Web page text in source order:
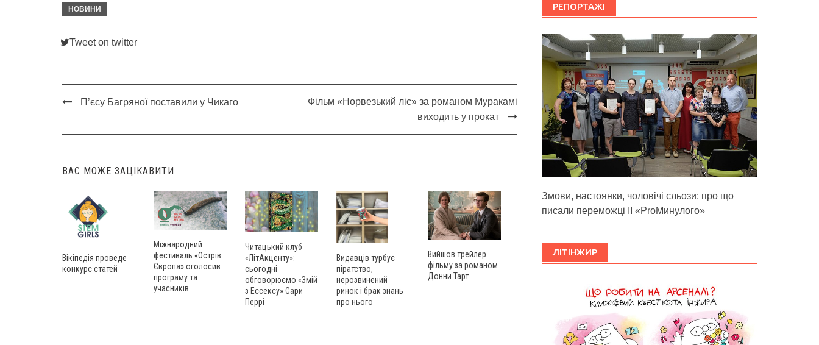
НОВИНИ
Tweet on twitter
navigation
П’єсу Багряної поставили у Чикаго
Фільм «Норвезький ліс» за романом Муракамі
виходить у прокат
ВАС МОЖЕ ЗАЦІКАВИТИ
Вікіпедія проведе
конкурс статей
Міжнародний
фестиваль «Острів
Європа» оголосив
програму та
учасників
Читацький клуб
«ЛітАкценту»:
сьогодні
обговорюємо «Змій
з Ессексу» Сари
Перрі
Видавців турбує
піратство,
нерозвинений
ринок і брак знань
про нього
Вийшов трейлер
фільму за романом
Донни Тарт
РЕПОРТАЖІ
Змови, настоянки, чоловічі сльози: про що
писали переможці ІІ «ProМинулого»
ЛІТІНЖИР